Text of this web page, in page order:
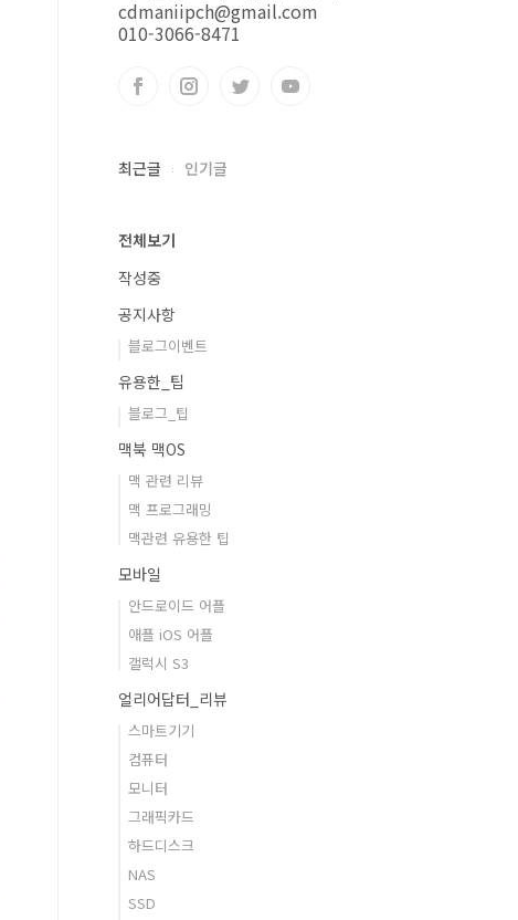
cdmaniipch@gmail.com
010-3066-8471
최근글 인기글
전체보기
작성중
공지사항
블로그이벤트
유용한_팁
블로그_팁
맥북 맥OS
맥 관련 리뷰
맥 프로그래밍
맥관련 유용한 팁
모바일
안드로이드 어플
애플 iOS 어플
갤럭시 S3
얼리어답터_리뷰
스마트기기
컴퓨터
모니터
그래픽카드
하드디스크
NAS
SSD